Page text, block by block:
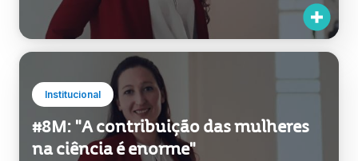
Institucional
#8M: "A contribuição das mulheres
na ciência é enorme"